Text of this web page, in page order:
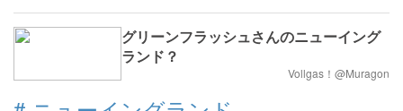
グリーンフラッシュさんのニューイング
ランド？
Vollgas！@Muragon